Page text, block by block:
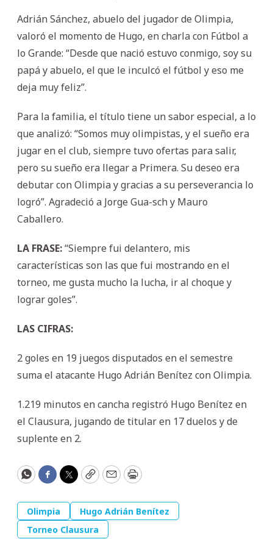
Adrián Sánchez, abuelo del jugador de Olimpia,
valoró el momento de Hugo, en charla con Fútbol a
lo Grande: “Desde que nació estuvo conmigo, soy su
papá y abuelo, el que le inculcó el fútbol y eso me
deja muy feliz”.
Para la familia, el título tiene un sabor especial, a lo
que analizó: “Somos muy olimpistas, y el sueño era
jugar en el club, siempre tuvo ofertas para salir,
pero su sueño era llegar a Primera. Su deseo era
debutar con Olimpia y gracias a su perseverancia lo
logró”. Agradeció a Jorge Gua-sch y Mauro
Caballero.
LA FRASE:“Siempre fui delantero, mis
características son las que fui mostrando en el
torneo, me gusta mucho la lucha, ir al choque y
lograr goles”.
LAS CIFRAS:
2 goles en 19 juegos disputados en el semestre
suma el atacante Hugo Adrián Benítez con Olimpia.
1.219 minutos en cancha registró Hugo Benítez en
el Clausura, jugando de titular en 17 duelos y de
suplente en 2.
WhatsApp
Facebook
Twitter
CopyEmailPrint
Olimpia
Hugo Adrián Benítez
Torneo Clausura